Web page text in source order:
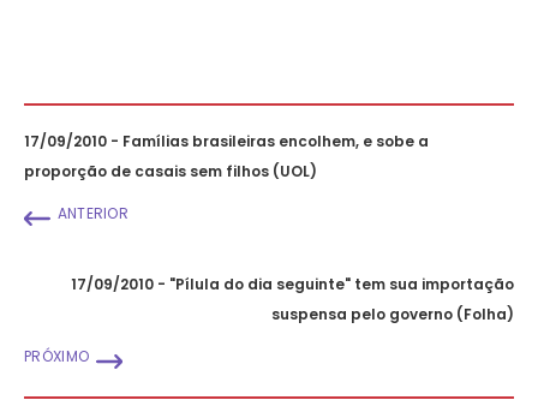
17/09/2010 - Famílias brasileiras encolhem, e sobe a
proporção de casais sem filhos (UOL)
ANTERIOR
17/09/2010 - "Pílula do dia seguinte" tem sua importação
suspensa pelo governo (Folha)
PRÓXIMO